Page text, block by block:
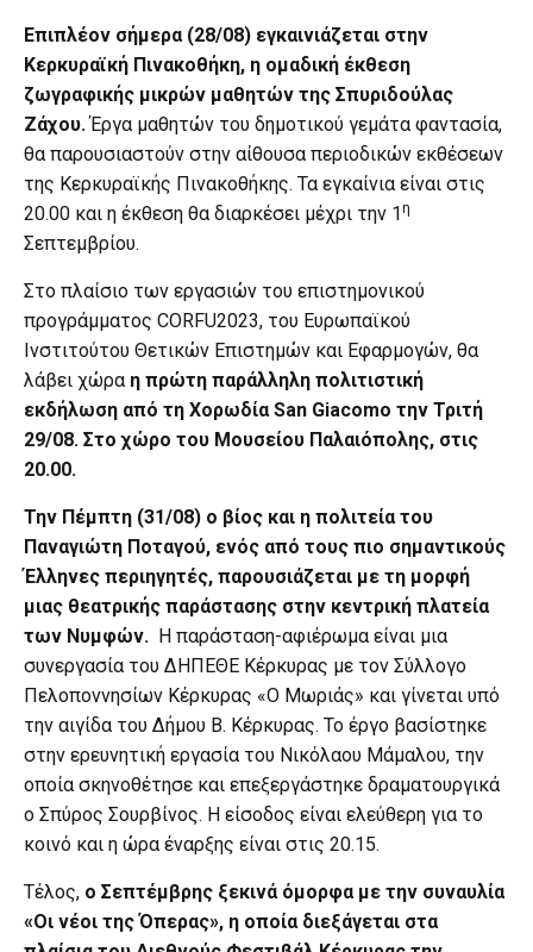
Επιπλέον σήμερα (28/08) εγκαινιάζεται στην
Κερκυραϊκή Πινακοθήκη, η ομαδική έκθεση
ζωγραφικής μικρών μαθητών της Σπυριδούλας
Ζάχου.Έργα μαθητών του δημοτικού γεμάτα φαντασία,
θα παρουσιαστούν στην αίθουσα περιοδικών εκθέσεων
της Κερκυραϊκής Πινακοθήκης. Τα εγκαίνια είναι στις
20.00 και η έκθεση θα διαρκέσει μέχρι την 1η
Σεπτεμβρίου.
Στο πλαίσιο των εργασιών του επιστημονικού
προγράμματος CORFU2023, του Ευρωπαϊκού
Ινστιτούτου Θετικών Επιστημών και Εφαρμογών, θα
λάβει χώρα η πρώτη παράλληλη πολιτιστική
εκδήλωση από τη Χορωδία San Giacomo την Τριτή
29/08. Στο χώρο του Μουσείου Παλαιόπολης, στις
20.00.
Την Πέμπτη (31/08) ο βίος και η πολιτεία του
Παναγιώτη Ποταγού, ενός από τους πιο σημαντικούς
Έλληνες περιηγητές, παρουσιάζεται με τη μορφή
μιας θεατρικής παράστασης στην κεντρική πλατεία
των Νυμφών. Η παράσταση-αφιέρωμα είναι μια
συνεργασία του ΔΗΠΕΘΕ Κέρκυρας με τον Σύλλογο
Πελοποννησίων Κέρκυρας «Ο Μωριάς» και γίνεται υπό
την αιγίδα του Δήμου Β. Κέρκυρας. Το έργο βασίστηκε
στην ερευνητική εργασία του Νικόλαου Μάμαλου, την
οποία σκηνοθέτησε και επεξεργάστηκε δραματουργικά
ο Σπύρος Σουρβίνος. Η είσοδος είναι ελεύθερη για το
κοινό και η ώρα έναρξης είναι στις 20.15.
Τέλος, ο Σεπτέμβρης ξεκινά όμορφα με την συναυλία
«Οι νέοι της Όπερας», η οποία διεξάγεται στα